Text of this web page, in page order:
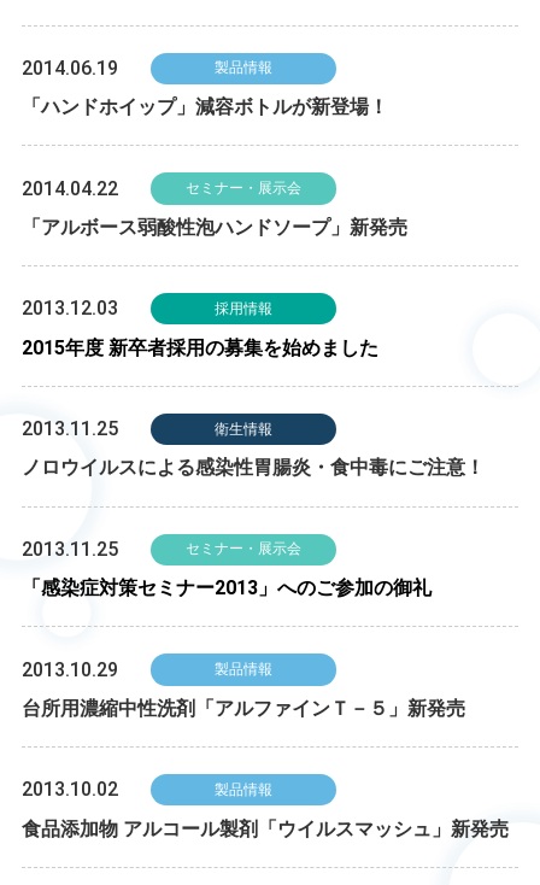
2014.06.19 製品情報
「ハンドホイップ」減容ボトルが新登場！
2014.04.22 セミナー・展示会
「アルボース弱酸性泡ハンドソープ」新発売
2013.12.03 採用情報
2015年度 新卒者採用の募集を始めました
2013.11.25 衛生情報
ノロウイルスによる感染性胃腸炎・食中毒にご注意！
2013.11.25 セミナー・展示会
「感染症対策セミナー2013」へのご参加の御礼
2013.10.29 製品情報
台所用濃縮中性洗剤「アルファインＴ－５」新発売
2013.10.02 製品情報
食品添加物 アルコール製剤「ウイルスマッシュ」新発売